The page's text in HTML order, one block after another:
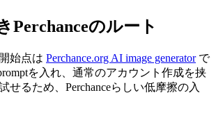
Perchanceのルート
始点は Perchance.org AI image generatorで
を入れ、通常のアカウント作成を挟
せるため、Perchanceらしい低摩擦の入